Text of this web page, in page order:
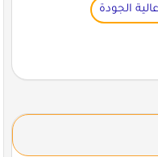
الجودة